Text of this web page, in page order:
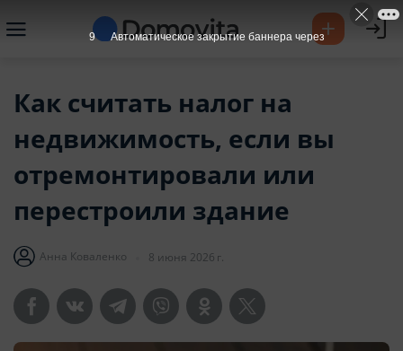
Как считать налог на
недвижимость, если вы
отремонтировали или
перестроили здание
Анна Коваленко 8 июня 2026 г.
8 Автоматическое закрытие баннера через